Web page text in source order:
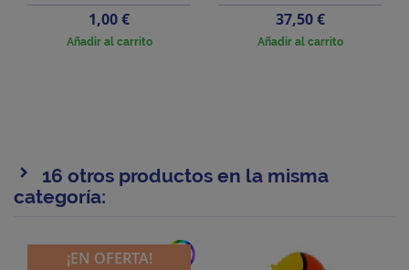
Precio
1,00 €
Añadir al carrito
Precio
37,50 €
Añadir al carrito
16 otros productos en la misma
categoría:
add
¡EN OFERTA!